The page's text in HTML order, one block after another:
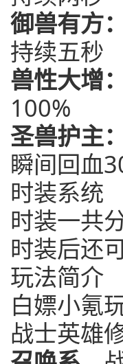
御兽有方：
持续五秒
兽性大增：
100%
圣兽护主：
瞬间回血
时装系统
时装一共
时装后还
玩法简介
白嫖小氪
战士英雄